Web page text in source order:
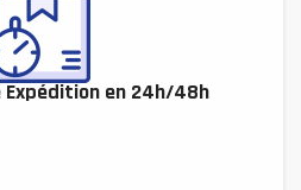
Expédition en 24h/48h